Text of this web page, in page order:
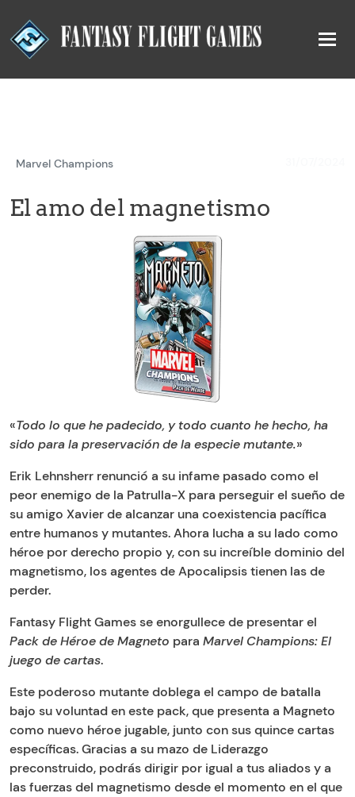
Marvel Champions
El amo del magnetismo
«Todo lo que he padecido, y todo cuanto he hecho, ha
sido para la preservación de la especie mutante.»
Erik Lehnsherr renunció a su infame pasado como el
peor enemigo de la Patrulla-X para perseguir el sueño de
su amigo Xavier de alcanzar una coexistencia pacífica
entre humanos y mutantes. Ahora lucha a su lado como
héroe por derecho propio y, con su increíble dominio del
magnetismo, los agentes de Apocalipsis tienen las de
perder.
Fantasy Flight Games se enorgullece de presentar el
Pack de Héroe de Magneto para Marvel Champions: El
juego de cartas.
Este poderoso mutante doblega el campo de batalla
bajo su voluntad en este pack, que presenta a Magneto
como nuevo héroe jugable, junto con sus quince cartas
específicas. Gracias a su mazo de Liderazgo
preconstruido, podrás dirigir por igual a tus aliados y a
las fuerzas del magnetismo desde el momento en el que